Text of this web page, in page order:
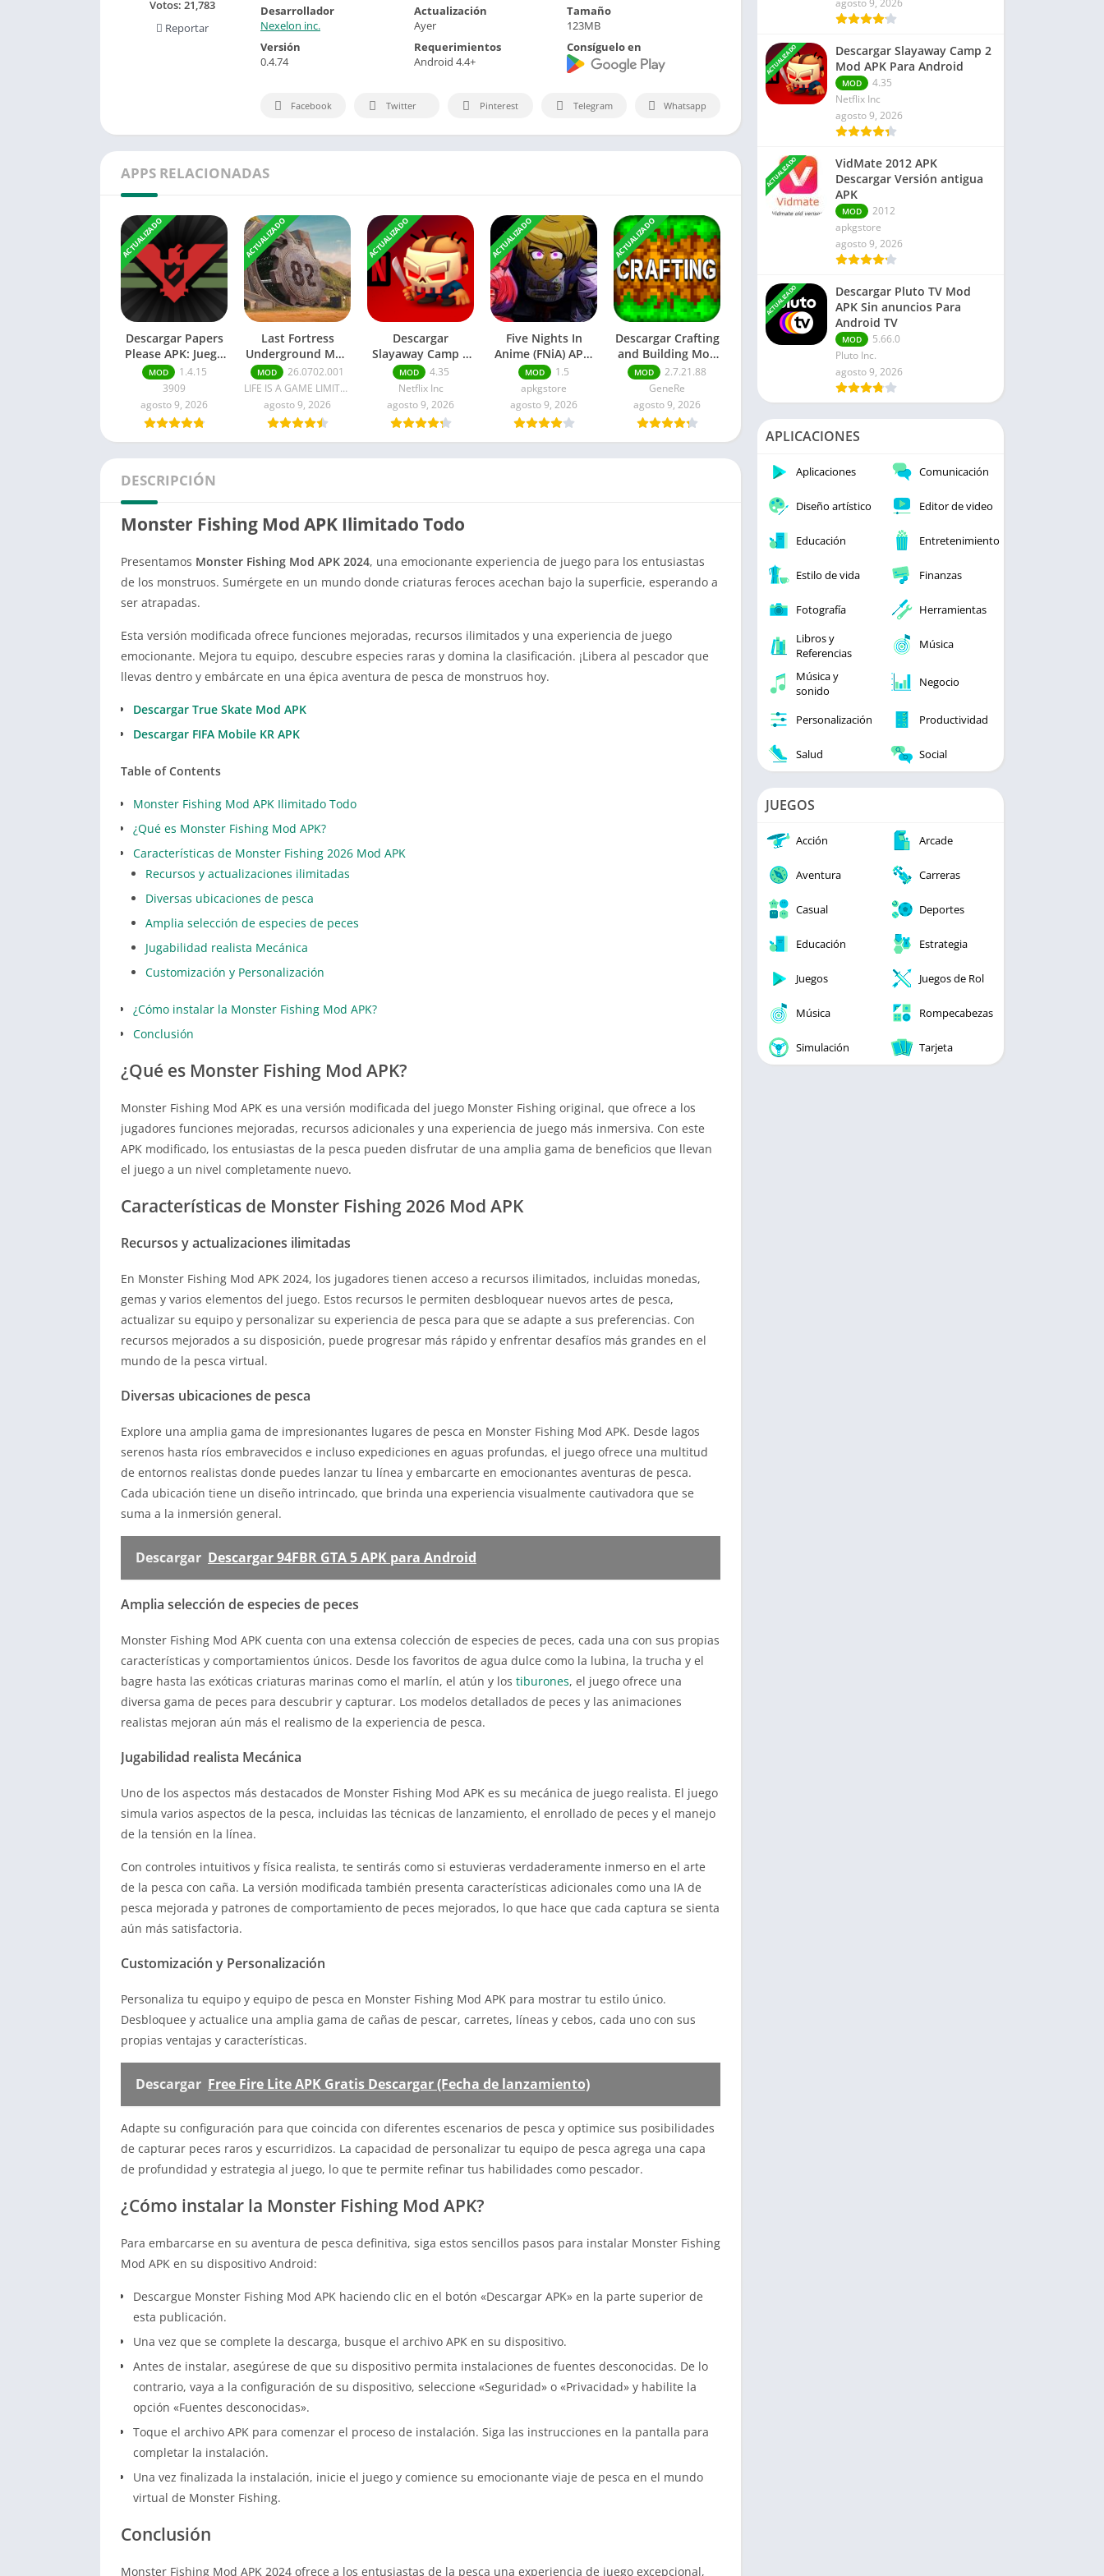
Finanzas
Libros y Referencias
Rompecabezas
Negocio
Votos: 21,783
Reportar
Desarrollador
Nexelon inc.
Actualización
Ayer
Tamaño
123MB
Versión
0.4.74
Requerimientos
Android 4.4+
Consíguelo en
Facebook Twitter Pinterest Telegram Whatsapp
APPS RELACIONADAS
ACTUALIZADO
Descargar Papers
Please APK: Juego
completo para
Android
MOD
1.4.15
3909
agosto 9, 2026
ACTUALIZADO
Last Fortress
Underground Mod
APK Última
versión
MOD
26.0702.001
LIFE IS A GAME LIMITED
agosto 9, 2026
ACTUALIZADO
Descargar
Slayaway Camp 2
Mod APK Para
Android
MOD
4.35
Netflix Inc
agosto 9, 2026
ACTUALIZADO
Five Nights In
Anime (FNiA) APK:
Remastered
MOD
1.5
apkgstore
agosto 9, 2026
ACTUALIZADO
Descargar Crafting
and Building Mod
APK Dinero
ilimitado
MOD
2.7.21.88
GeneRe
agosto 9, 2026
DESCRIPCIÓN
Monster Fishing Mod APK Ilimitado Todo
Presentamos Monster Fishing Mod APK 2024, una emocionante experiencia de juego para los entusiastas
de los monstruos. Sumérgete en un mundo donde criaturas feroces acechan bajo la superficie, esperando a
ser atrapadas.
Esta versión modificada ofrece funciones mejoradas, recursos ilimitados y una experiencia de juego
emocionante. Mejora tu equipo, descubre especies raras y domina la clasificación. ¡Libera al pescador que
llevas dentro y embárcate en una épica aventura de pesca de monstruos hoy.
Descargar True Skate Mod APK
Descargar FIFA Mobile KR APK
Table of Contents
Monster Fishing Mod APK Ilimitado Todo
¿Qué es Monster Fishing Mod APK?
Características de Monster Fishing 2026 Mod APK
Recursos y actualizaciones ilimitadas
Diversas ubicaciones de pesca
Amplia selección de especies de peces
Jugabilidad realista Mecánica
Customización y Personalización
¿Cómo instalar la Monster Fishing Mod APK?
Conclusión
¿Qué es Monster Fishing Mod APK?
Monster Fishing Mod APK es una versión modificada del juego Monster Fishing original, que ofrece a los
jugadores funciones mejoradas, recursos adicionales y una experiencia de juego más inmersiva. Con este
APK modificado, los entusiastas de la pesca pueden disfrutar de una amplia gama de beneficios que llevan
el juego a un nivel completamente nuevo.
Características de Monster Fishing 2026 Mod APK
Recursos y actualizaciones ilimitadas
En Monster Fishing Mod APK 2024, los jugadores tienen acceso a recursos ilimitados, incluidas monedas,
gemas y varios elementos del juego. Estos recursos le permiten desbloquear nuevos artes de pesca,
actualizar su equipo y personalizar su experiencia de pesca para que se adapte a sus preferencias. Con
recursos mejorados a su disposición, puede progresar más rápido y enfrentar desafíos más grandes en el
mundo de la pesca virtual.
Diversas ubicaciones de pesca
Explore una amplia gama de impresionantes lugares de pesca en Monster Fishing Mod APK. Desde lagos
serenos hasta ríos embravecidos e incluso expediciones en aguas profundas, el juego ofrece una multitud
de entornos realistas donde puedes lanzar tu línea y embarcarte en emocionantes aventuras de pesca.
Cada ubicación tiene un diseño intrincado, que brinda una experiencia visualmente cautivadora que se
suma a la inmersión general.
Descargar Descargar 94FBR GTA 5 APK para Android
Amplia selección de especies de peces
Monster Fishing Mod APK cuenta con una extensa colección de especies de peces, cada una con sus propias
características y comportamientos únicos. Desde los favoritos de agua dulce como la lubina, la trucha y el
bagre hasta las exóticas criaturas marinas como el marlín, el atún y los tiburones, el juego ofrece una
diversa gama de peces para descubrir y capturar. Los modelos detallados de peces y las animaciones
realistas mejoran aún más el realismo de la experiencia de pesca.
Jugabilidad realista Mecánica
Uno de los aspectos más destacados de Monster Fishing Mod APK es su mecánica de juego realista. El juego
simula varios aspectos de la pesca, incluidas las técnicas de lanzamiento, el enrollado de peces y el manejo
de la tensión en la línea.
Con controles intuitivos y física realista, te sentirás como si estuvieras verdaderamente inmerso en el arte
de la pesca con caña. La versión modificada también presenta características adicionales como una IA de
pesca mejorada y patrones de comportamiento de peces mejorados, lo que hace que cada captura se sienta
aún más satisfactoria.
Customización y Personalización
Personaliza tu equipo y equipo de pesca en Monster Fishing Mod APK para mostrar tu estilo único.
Desbloquee y actualice una amplia gama de cañas de pescar, carretes, líneas y cebos, cada uno con sus
propias ventajas y características.
Descargar Free Fire Lite APK Gratis Descargar (Fecha de lanzamiento)
Adapte su configuración para que coincida con diferentes escenarios de pesca y optimice sus posibilidades
de capturar peces raros y escurridizos. La capacidad de personalizar tu equipo de pesca agrega una capa
de profundidad y estrategia al juego, lo que te permite refinar tus habilidades como pescador.
¿Cómo instalar la Monster Fishing Mod APK?
Para embarcarse en su aventura de pesca definitiva, siga estos sencillos pasos para instalar Monster Fishing
Mod APK en su dispositivo Android:
Descargue Monster Fishing Mod APK haciendo clic en el botón «Descargar APK» en la parte superior de
esta publicación.
Una vez que se complete la descarga, busque el archivo APK en su dispositivo.
Antes de instalar, asegúrese de que su dispositivo permita instalaciones de fuentes desconocidas. De lo
contrario, vaya a la configuración de su dispositivo, seleccione «Seguridad» o «Privacidad» y habilite la
opción «Fuentes desconocidas».
Toque el archivo APK para comenzar el proceso de instalación. Siga las instrucciones en la pantalla para
completar la instalación.
Una vez finalizada la instalación, inicie el juego y comience su emocionante viaje de pesca en el mundo
virtual de Monster Fishing.
Conclusión
Monster Fishing Mod APK 2024 ofrece a los entusiastas de la pesca una experiencia de juego excepcional,
agosto 9, 2026
ACTUALIZADO
Descargar Slayaway Camp 2
Mod APK Para Android
MOD
4.35
Netflix Inc
agosto 9, 2026
ACTUALIZADO
VidMate 2012 APK
Descargar Versión antigua
APK
MOD
2012
apkgstore
agosto 9, 2026
ACTUALIZADO
Descargar Pluto TV Mod
APK Sin anuncios Para
Android TV
MOD
5.66.0
Pluto Inc.
agosto 9, 2026
APLICACIONES
Aplicaciones Comunicación
Diseño artístico Editor de video
Educación Entretenimiento
Estilo de vida Finanzas
Fotografía
Herramientas
Libros y
Referencias
Música
Música y
sonido
Negocio
Personalización Productividad
Salud Social
JUEGOS
Acción Arcade
Aventura Carreras
Casual Deportes
Educación Estrategia
Juegos Juegos de Rol
Música Rompecabezas
Simulación Tarjeta